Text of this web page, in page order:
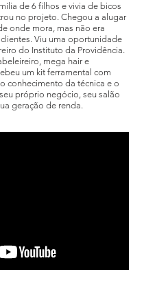
de 6 filhos e vivia de bicos
no projeto. Chegou a alugar
onde mora, mas não era
Viu uma oportunidade
do Instituto da Providência.
mega hair e
um kit ferramental com
conhecimento da técnica e o
próprio negócio, seu salão
geração de renda.